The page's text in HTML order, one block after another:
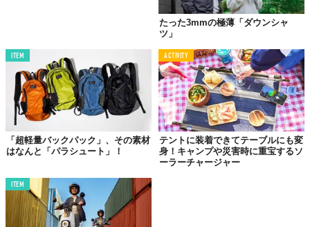
たった3mmの極薄「ダウンシャ
ツ」
ITEM
「超軽量バックパック」、その素材
はなんと「パラシュート」！
ACTIVITY
テントに装着できてテーブルにも変
身！キャンプや災害時に重宝するソ
ーラーチャージャー
ITEM